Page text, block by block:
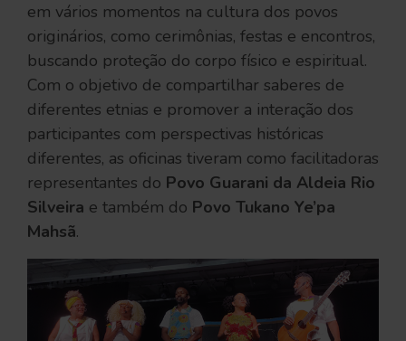
em vários momentos na cultura dos povos
originários, como cerimônias, festas e encontros,
buscando proteção do corpo físico e espiritual.
Com o objetivo de compartilhar saberes de
diferentes etnias e promover a interação dos
participantes com perspectivas históricas
diferentes, as oficinas tiveram como facilitadoras
representantes do Povo Guarani da Aldeia Rio
Silveira e também do Povo Tukano Ye’pa
Mahsã.